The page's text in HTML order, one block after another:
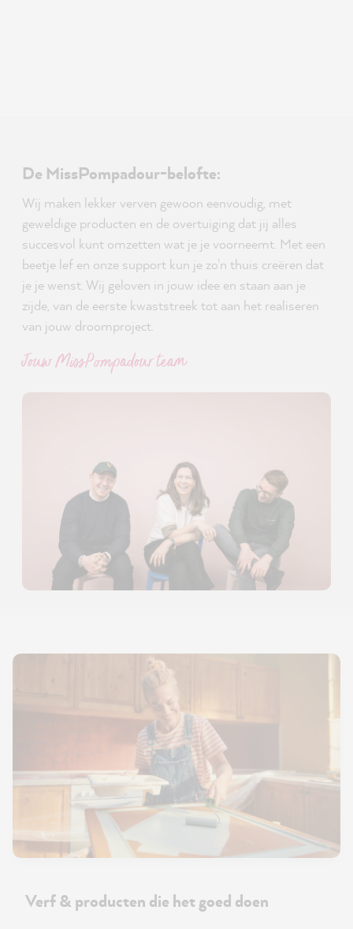
De MissPompadour-belofte:
Wij maken lekker verven gewoon eenvoudig, met
geweldige producten en de overtuiging dat jij alles
succesvol kunt omzetten wat je je voorneemt. Met een
beetje lef en onze support kun je zo'n thuis creëren dat
je je wenst. Wij geloven in jouw idee en staan aan je
zijde, van de eerste kwaststreek tot aan het realiseren
van jouw droomproject.
Jouw MissPompadour team
Verf & producten die het goed doen